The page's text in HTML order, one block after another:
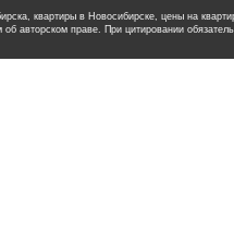
квартиры в Новосибирске, цены на
авторском праве. При цитировании